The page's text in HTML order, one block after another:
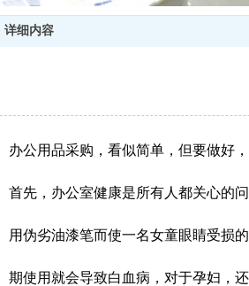
详细内容
办公用品采购，看似简单，但要做好
首先，办公室健康是所有人都关心的
用伪劣油漆笔而使一名女童眼睛受损
期使用就会导致白血病，对于孕妇，